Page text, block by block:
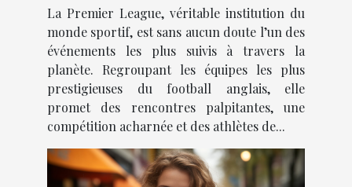
La Premier League, véritable institution du
monde sportif, est sans aucun doute l’un des
événements les plus suivis à travers la
planète. Regroupant les équipes les plus
prestigieuses du football anglais, elle
promet des rencontres palpitantes, une
compétition acharnée et des athlètes de...